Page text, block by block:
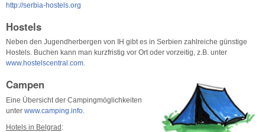
http://serbia-hostels.org
Hostels
Neben den Jugendherbergen von IH gibt es in Serbien zahlreiche günstige
Hostels. Buchen kann man kurzfristig vor Ort oder vorzeitig, z.B. unter
www.hostelscentral.com.
Campen
Eine Übersicht der Campingmöglichkeiten
unter www.camping.info.
Hotels in Belgrad: